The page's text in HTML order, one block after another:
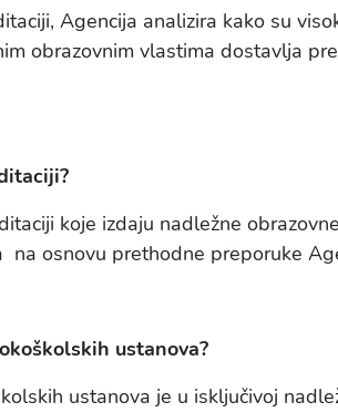
Agencija analizira kako su
obrazovnim vlastima dostavlja
koje izdaju nadležne
na osnovu prethodne preporuke
ustanova?
ustanova je u isključivoj